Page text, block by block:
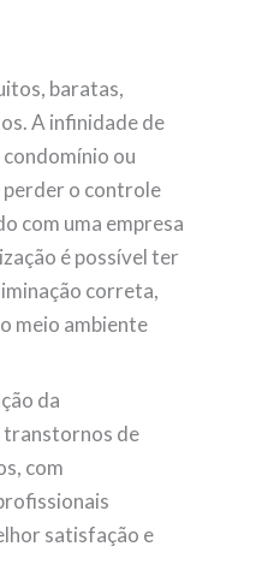
baratas,
A infinidade de
ou
perder o controle
com uma empresa
é possível ter
correta,
meio ambiente
da
transtornos de
com
satisfação e